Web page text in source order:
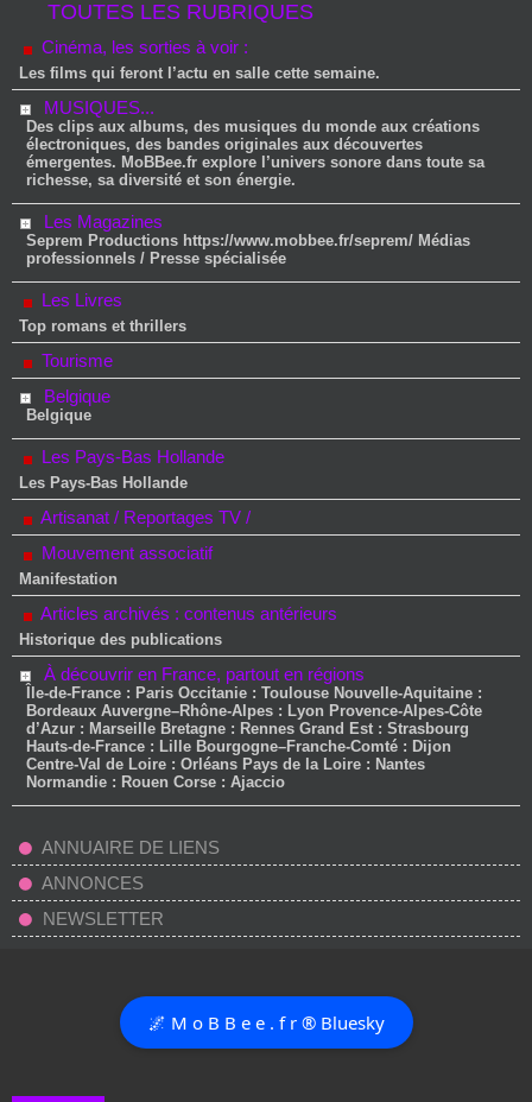
TOUTES LES RUBRIQUES
Cinéma, les sorties à voir :
Les films qui feront l’actu en salle cette semaine.
MUSIQUES...
Des clips aux albums, des musiques du monde aux créations
électroniques, des bandes originales aux découvertes
émergentes. MoBBee.fr explore l’univers sonore dans toute sa
richesse, sa diversité et son énergie.
Les Magazines
Seprem Productions https://www.mobbee.fr/seprem/ Médias
professionnels / Presse spécialisée
Les Livres
Top romans et thrillers
Tourisme
Belgique
Belgique
Les Pays-Bas Hollande
Les Pays-Bas Hollande
Artisanat / Reportages TV /
Mouvement associatif
Manifestation
Articles archivés : contenus antérieurs
Historique des publications
À découvrir en France, partout en régions
Île-de-France : Paris Occitanie : Toulouse Nouvelle-Aquitaine :
Bordeaux Auvergne–Rhône-Alpes : Lyon Provence-Alpes-Côte
d’Azur : Marseille Bretagne : Rennes Grand Est : Strasbourg
Hauts-de-France : Lille Bourgogne–Franche-Comté : Dijon
Centre-Val de Loire : Orléans Pays de la Loire : Nantes
Normandie : Rouen Corse : Ajaccio
ANNUAIRE DE LIENS
ANNONCES
NEWSLETTER
🌌 M o B B e e . f r ® Bluesky